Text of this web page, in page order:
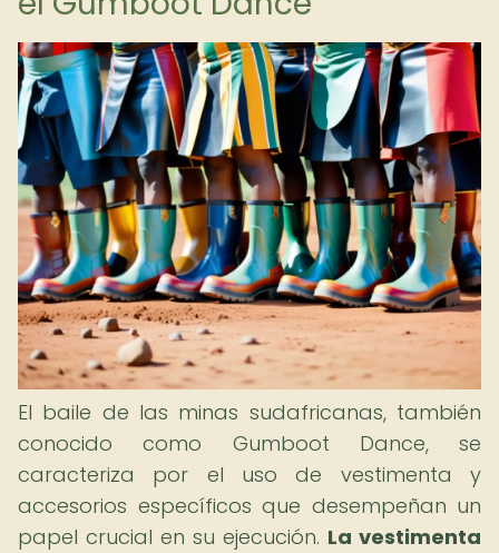
El baile de las minas sudafricanas, también
conocido como Gumboot Dance, se
caracteriza por el uso de vestimenta y
accesorios específicos que desempeñan un
papel crucial en su ejecución. La vestimenta